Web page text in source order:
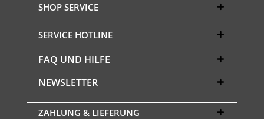
SHOP SERVICE
SERVICE HOTLINE
FAQ UND HILFE
NEWSLETTER
ZAHLUNG & LIEFERUNG